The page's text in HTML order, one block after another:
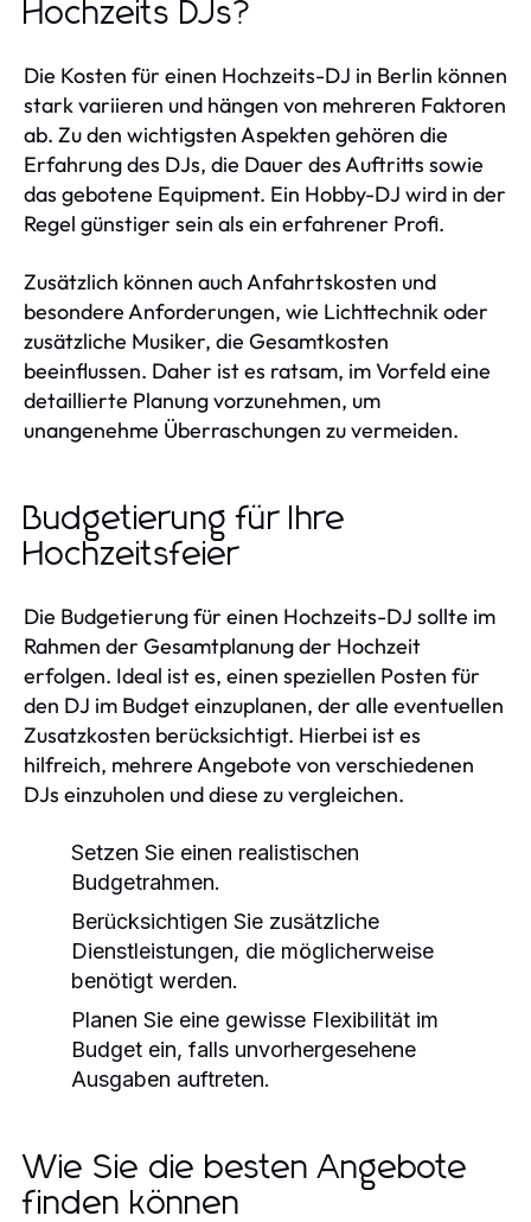
Hochzeits DJs?
Die Kosten für einen Hochzeits-DJ in Berlin können
stark variieren und hängen von mehreren Faktoren
ab. Zu den wichtigsten Aspekten gehören die
Erfahrung des DJs, die Dauer des Auftritts sowie
das gebotene Equipment. Ein Hobby-DJ wird in der
Regel günstiger sein als ein erfahrener Profi.
Zusätzlich können auch Anfahrtskosten und
besondere Anforderungen, wie Lichttechnik oder
zusätzliche Musiker, die Gesamtkosten
beeinflussen. Daher ist es ratsam, im Vorfeld eine
detaillierte Planung vorzunehmen, um
unangenehme Überraschungen zu vermeiden.
Budgetierung für Ihre
Hochzeitsfeier
Die Budgetierung für einen Hochzeits-DJ sollte im
Rahmen der Gesamtplanung der Hochzeit
erfolgen. Ideal ist es, einen speziellen Posten für
den DJ im Budget einzuplanen, der alle eventuellen
Zusatzkosten berücksichtigt. Hierbei ist es
hilfreich, mehrere Angebote von verschiedenen
DJs einzuholen und diese zu vergleichen.
Setzen Sie einen realistischen
Budgetrahmen.
Berücksichtigen Sie zusätzliche
Dienstleistungen, die möglicherweise
benötigt werden.
Planen Sie eine gewisse Flexibilität im
Budget ein, falls unvorhergesehene
Ausgaben auftreten.
Wie Sie die besten Angebote
finden können